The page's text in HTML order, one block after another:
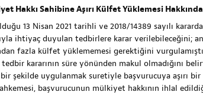
Hakkı Sahibine Aşırı Külfet Yüklemesi
13 Nisan 2021 tarihli ve 2018/14389 sayılı
ihtiyaç duyulan tedbirlere karar verilebileceğini;
fazla külfet yüklememesi gerektiğini
kararının süre yönünden makul olmadığını
bir şekilde uygulanmak suretiyle başvurucuya aşırı
başvurucunun mülkiyet hakkının ihlal